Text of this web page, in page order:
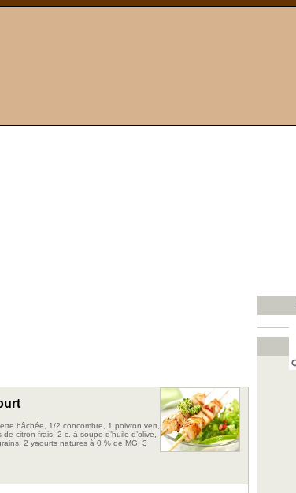
hâchée, 1/2 concombre, 1 poivron vert,
citron frais, 2 c. à soupe d’huile d’olive,
2 yaourts natures à 0 % de MG, 3